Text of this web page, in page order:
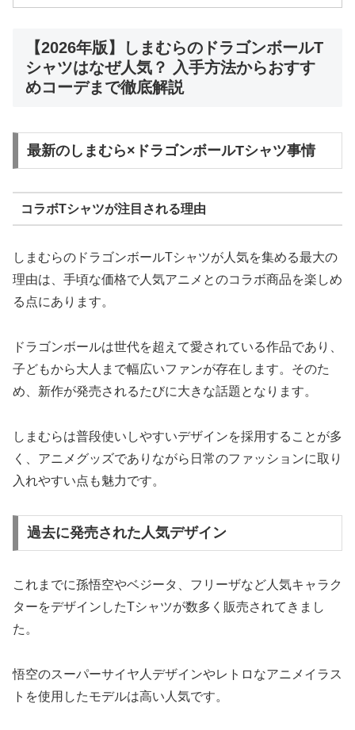
【2026年版】しまむらのドラゴンボールT
シャツはなぜ人気？ 入手方法からおすす
めコーデまで徹底解説
最新のしまむら×ドラゴンボールTシャツ事情
コラボTシャツが注目される理由
しまむらのドラゴンボールTシャツが人気を集める最大の
理由は、手頃な価格で人気アニメとのコラボ商品を楽しめ
る点にあります。
ドラゴンボールは世代を超えて愛されている作品であり、
子どもから大人まで幅広いファンが存在します。そのた
め、新作が発売されるたびに大きな話題となります。
しまむらは普段使いしやすいデザインを採用することが多
く、アニメグッズでありながら日常のファッションに取り
入れやすい点も魅力です。
過去に発売された人気デザイン
これまでに孫悟空やベジータ、フリーザなど人気キャラク
ターをデザインしたTシャツが数多く販売されてきまし
た。
悟空のスーパーサイヤ人デザインやレトロなアニメイラス
トを使用したモデルは高い人気です。